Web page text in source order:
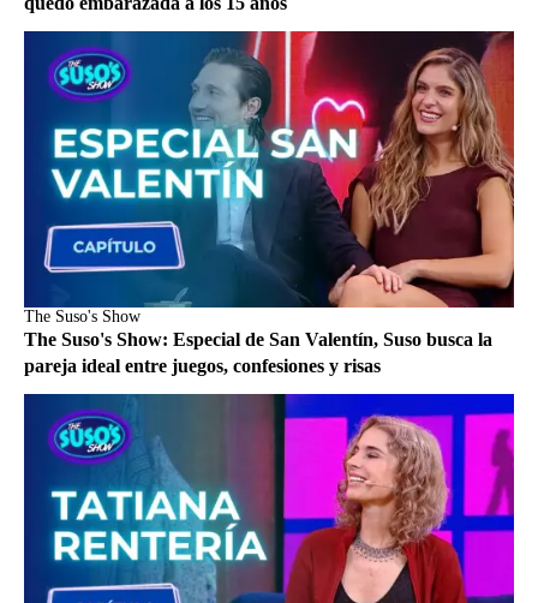
The Suso's Show
The Suso's Show: Especial de San Valentín, Suso busca la
pareja ideal entre juegos, confesiones y risas